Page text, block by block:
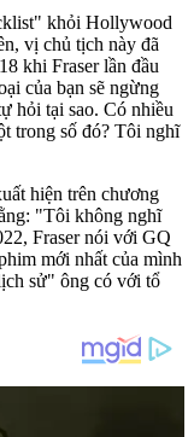
khỏi Hollywood
vị chủ tịch này đã
khi Fraser lần đầu
của bạn sẽ ngừng
hỏi tại sao. Có nhiều
trong số đó? Tôi nghĩ
hiện trên chương
"Tôi không nghĩ
Fraser nói với GQ
mới nhất của mình
sử" ông có với tổ